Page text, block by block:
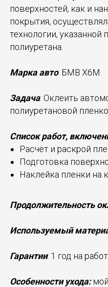
поверхностей, как и
покрытия,
технологии, указанной
полиуретана.
Марка авто: БМВ X6M.
Задача: Оклеить
полиуретановой
Список работ,
Расчет и раскрой
Подготовка
Наклейка пленки на
Продолжительность
Используемый
Гарантии: 1 год на
Особенности ухода: